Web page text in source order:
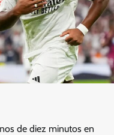
de diez minutos en